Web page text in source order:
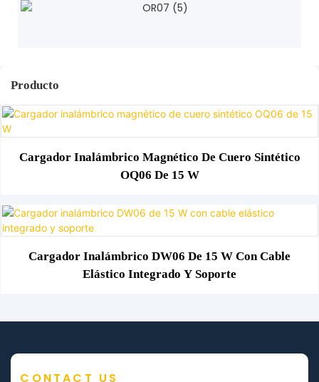
Producto
Cargador Inalámbrico Magnético De Cuero Sintético
OQ06 De 15 W
Cargador Inalámbrico DW06 De 15 W Con Cable
Elástico Integrado Y Soporte
CONTACT US